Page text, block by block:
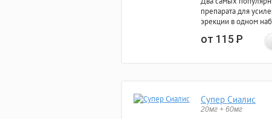
препарата для
эрекции в одном
от 115Р
Супер Сиалис
20мг + 60мг